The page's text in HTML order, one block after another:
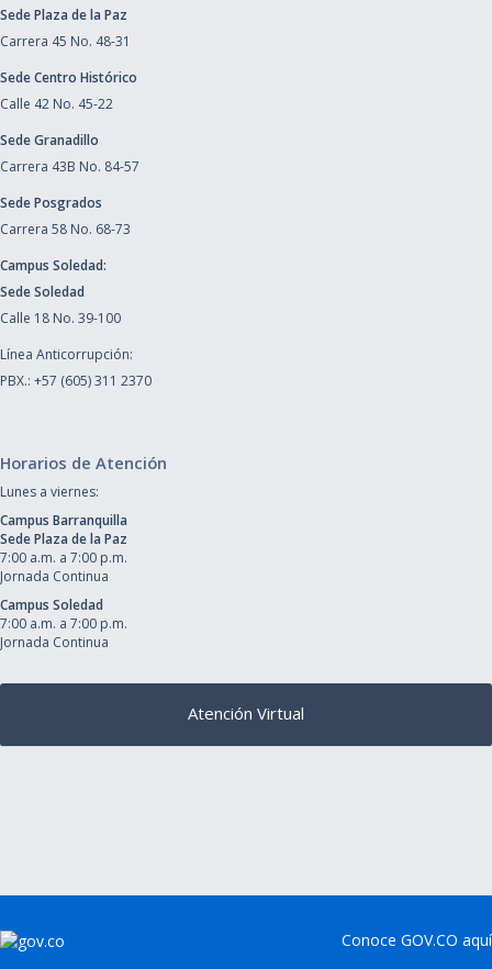
Sede Plaza de la Paz
Carrera 45 No. 48-31
Sede Centro Histórico
Calle 42 No. 45-22
Sede Granadillo
Carrera 43B No. 84-57
Sede Posgrados
Carrera 58 No. 68-73
Campus Soledad:
Sede Soledad
Calle 18 No. 39-100
Línea Anticorrupción:
PBX.: +57 (605) 311 2370
Horarios de Atención
Lunes a viernes:
Campus Barranquilla
Sede Plaza de la Paz
7:00 a.m. a 7:00 p.m.
Jornada Continua
Campus Soledad
7:00 a.m. a 7:00 p.m.
Jornada Continua
Atención Virtual
Conoce GOV.CO aquí